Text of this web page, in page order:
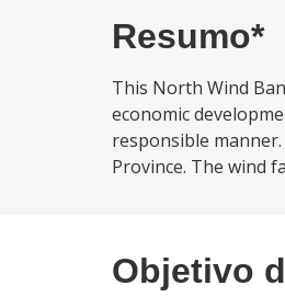
Resumo*
This North Wind
economic
responsible
Province. The wind
Objetivo